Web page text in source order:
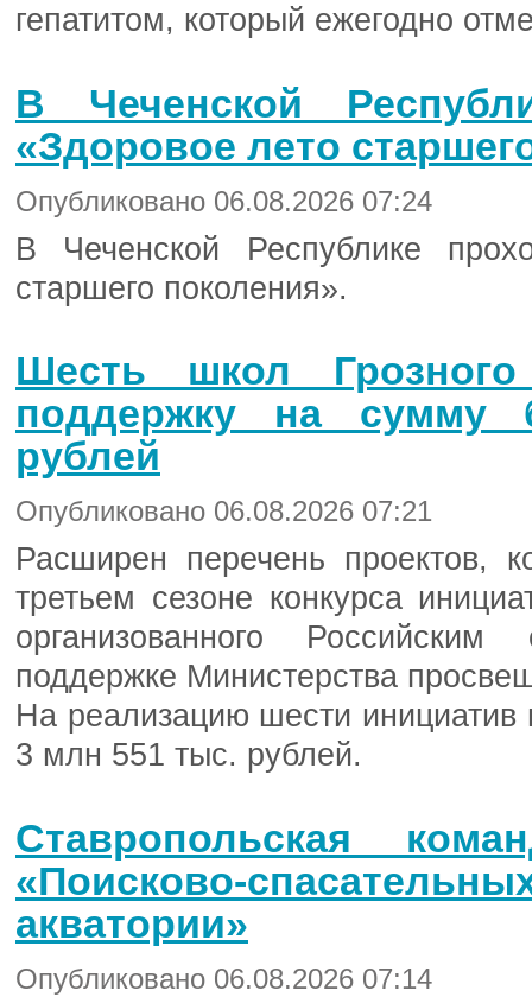
гепатитом, который ежегодно
В Чеченской
«Здоровое лето
Опубликовано 06.08.2026 07:24
В Чеченской Республике
старшего поколения».
Шесть школ Грозного
поддержку на сумму
рублей
Опубликовано 06.08.2026 07:21
Расширен перечень проектов,
третьем сезоне конкурса
организованного
поддержке Министерства
На реализацию шести инициатив
3 млн 551 тыс. рублей.
Ставропольская
«Поисково-
акватории»
Опубликовано 06.08.2026 07:14